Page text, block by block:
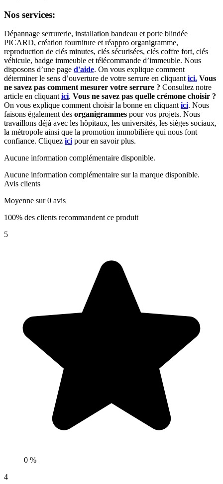
Nos services:
Dépannage serrurerie, installation bandeau et porte blindée
PICARD, création fourniture et réappro organigramme,
reproduction de clés minutes, clés sécurisées, clés coffre fort, clés
véhicule, badge immeuble et télécommande d’immeuble. Nous
disposons d’une page d'aide. On vous explique comment
déterminer le sens d’ouverture de votre serrure en cliquant ici. Vous
ne savez pas comment mesurer votre serrure ? Consultez notre
article en cliquant ici. Vous ne savez pas quelle crémone choisir ?
On vous explique comment choisir la bonne en cliquant ici. Nous
faisons également des organigrammes pour vos projets. Nous
travaillons déjà avec les hôpitaux, les universités, les sièges sociaux,
la métropole ainsi que la promotion immobilière qui nous font
confiance. Cliquez ici pour en savoir plus.
Aucune information complémentaire disponible.
Aucune information complémentaire sur la marque disponible.
Avis clients
Moyenne sur 0 avis
100% des clients recommandent ce produit
5
0 %
4